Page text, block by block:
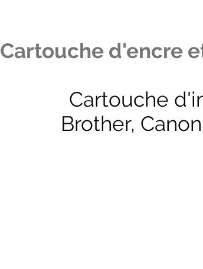
Cartouche d'encre
Cartouche
Brother,